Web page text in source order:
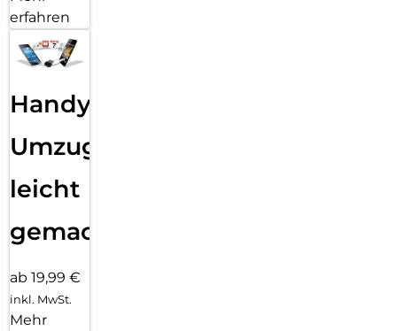
erfahren
Handy
Umzug
leicht
gemacht!
ab 19,99 €
inkl. MwSt.
Mehr